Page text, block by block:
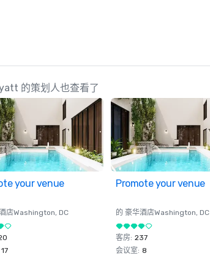
的策划人也查看了
your venue
店Washington, DC
17
Promote your venue
的 豪华酒店Washington, DC
客房: 237
会议室: 8